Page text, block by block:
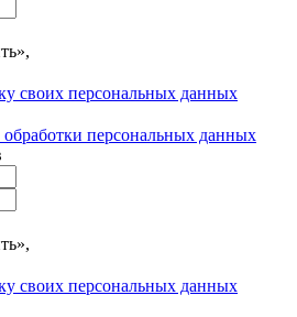
своих персональных данных
персональных данных
своих персональных данных